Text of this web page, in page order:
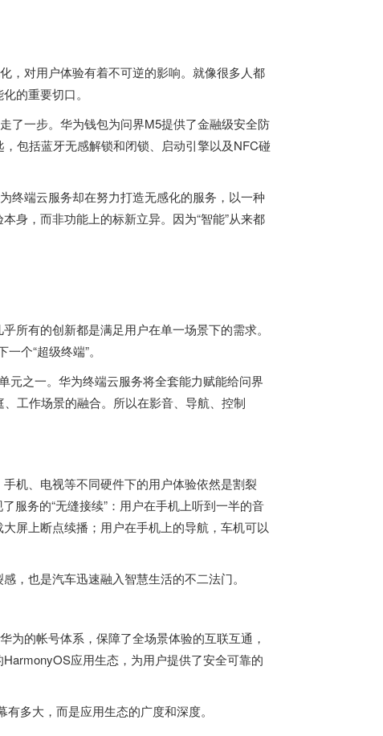
，对用户体验有着不可逆的影响。就像很多人都
的重要切口。
了一步。华为钱包为问界M5提供了金融级安全防
包括蓝牙无感解锁和闭锁、启动引擎以及NFC碰
终端云服务却在努力打造无感化的服务，以一种
身，而非功能上的标新立异。因为“智能”从来都
所有的创新都是满足用户在单一场景下的需求。
个“超级终端”。
元之一。华为终端云服务将全套能力赋能给问界
工作场景的融合。所以在影音、导航、控制
机、电视等不同硬件下的用户体验依然是割裂
服务的“无缝接续”：用户在手机上听到一半的音
屏上断点续播；用户在手机上的导航，车机可以
，也是汽车迅速融入智慧生活的不二法门。
为的帐号体系，保障了全场景体验的互联互通，
应用生态，为用户提供了安全可靠的
多大，而是应用生态的广度和深度。